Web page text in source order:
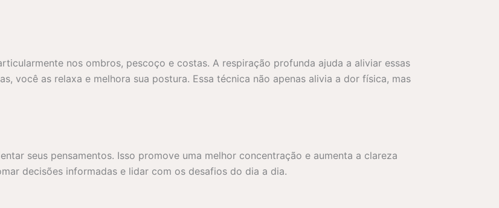
nos ombros, pescoço e costas. A respiração profunda ajuda a aliviar essas
você as relaxa e melhora sua postura. Essa técnica não apenas alivia a dor física, mas
seus pensamentos. Isso promove uma melhor concentração e aumenta a clareza
decisões informadas e lidar com os desafios do dia a dia.